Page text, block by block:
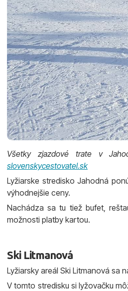
Všetky zjazdové trate v
slovenskycestovatel.sk
Lyžiarske stredisko Jahodná
výhodnejšie ceny.
Nachádza sa tu tiež bufet,
možnosti platby kartou.
Ski Litmanová
Lyžiarsky areál Ski Litmanová sa
V tomto stredisku si lyžovačku